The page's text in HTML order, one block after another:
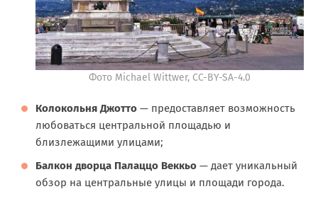
Фото Michael Wittwer, CC-BY-SA-4.0
Колокольня Джотто — предоставляет возможность
любоваться центральной площадью и
близлежащими улицами;
Балкон дворца Палаццо Веккьо — дает уникальный
обзор на центральные улицы и площади города.